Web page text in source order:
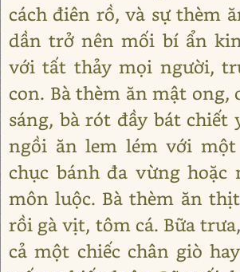
cách điên rồ, và sự thèm
dần trở nên mối bí ẩn
với tất thảy mọi người,
con. Bà thèm ăn mật ong,
sáng, bà rót đầy bát chiết
ngồi ăn lem lém với một
chục bánh đa vừng hoặc
môn luộc. Bà thèm ăn
rồi gà vịt, tôm cá. Bữa
cả một chiếc chân giò